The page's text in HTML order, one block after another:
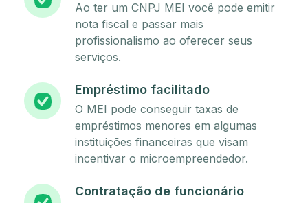
Ao ter um CNPJ MEI você pode emitir
nota fiscal e passar mais
profissionalismo ao oferecer seus
serviços.
Empréstimo facilitado
O MEI pode conseguir taxas de
empréstimos menores em algumas
instituições financeiras que visam
incentivar o microempreendedor.
Contratação de funcionário